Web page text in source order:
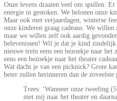
Onze levens draaien veel om spullen.
energie in gestoken. We belonen onze
Maar ook met verjaardagen, winterse
onze kinderen graag cadeaus. We
maar we willen zelf ook aardig
belevenissen! Wil je dat je kind
nieuwe trein eens een bezoekje naar
eens een bezoekje naar het theater
Wat dacht je van een picknick? Grote
beter zullen herinneren dan de zoveelste
Trees: ‘Wanneer onze tweeling
met mij naar het theater en